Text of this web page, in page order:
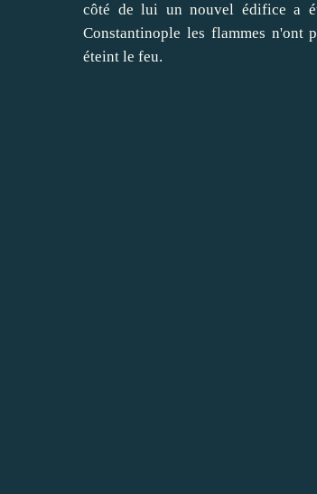
côté de lui un nouvel édifice a
Constantinople les flammes n'ont
éteint le feu.